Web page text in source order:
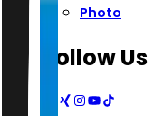
Photo
Follow Us